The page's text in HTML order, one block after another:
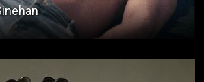
Kanto